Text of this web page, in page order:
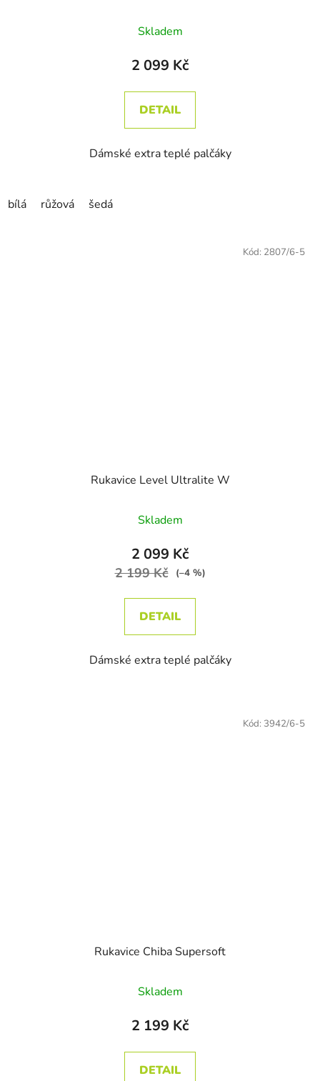
Skladem
2 099 Kč
DETAIL
Dámské extra teplé palčáky
bílá růžová šedá
Rukavice Level Ultralite W
Skladem
2 099 Kč
2 199 Kč (–4 %)
DETAIL
Dámské extra teplé palčáky
Kód: 2807/6-5
Rukavice Chiba Supersoft
Skladem
2 199 Kč
DETAIL
Kód: 3942/6-5